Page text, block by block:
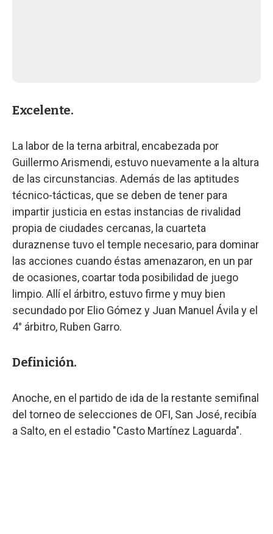
Excelente.
La labor de la terna arbitral, encabezada por
Guillermo Arismendi, estuvo nuevamente a la altura
de las circunstancias. Además de las aptitudes
técnico-tácticas, que se deben de tener para
impartir justicia en estas instancias de rivalidad
propia de ciudades cercanas, la cuarteta
duraznense tuvo el temple necesario, para dominar
las acciones cuando éstas amenazaron, en un par
de ocasiones, coartar toda posibilidad de juego
limpio. Allí el árbitro, estuvo firme y muy bien
secundado por Elio Gómez y Juan Manuel Ávila y el
4° árbitro, Ruben Garro.
Definición.
Anoche, en el partido de ida de la restante semifinal
del torneo de selecciones de OFI, San José, recibía
a Salto, en el estadio "Casto Martínez Laguarda".